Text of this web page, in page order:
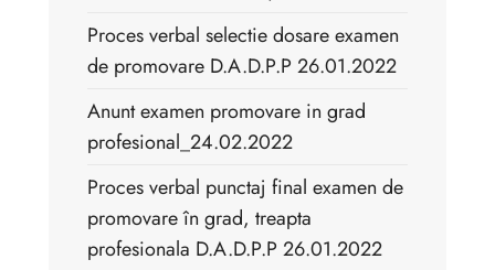
Proces verbal selectie dosare examen
de promovare D.A.D.P.P 26.01.2022
Anunt examen promovare in grad
profesional_24.02.2022
Proces verbal punctaj final examen de
promovare în grad, treapta
profesionala D.A.D.P.P 26.01.2022